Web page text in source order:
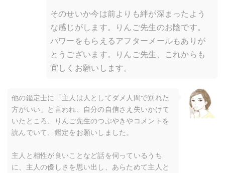
そのせいか今は前よりも絆が深まったよう
な感じがします。りんご先生のお陰です。
パワーをもらえるアフターメールもありが
とうございます。りんご先生、これからも
宜しくお願いします。
他の鑑定士に「主人は人としてダメ人間で別れた
方がいい」と言われ、自分の自信さえ失いかけて
いたところ、りんご先生のつぶやきやコメントを
読んでいて、鑑定をお願いしました。
主人と相性が良いことなど話を伺っているうち
に、主人の優しさを思い出し、あらためて主人と